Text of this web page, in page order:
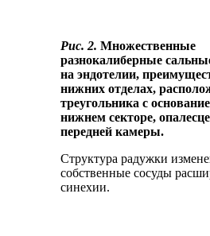
Рис. 2. Множественные
разнокалиберные
на эндотелии,
нижних отделах,
треугольника с
нижнем секторе,
передней камеры.
Структура радужки
собственные сосуды
синехии.